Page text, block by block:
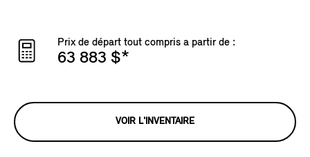
Prix de départ tout compris a partir de :
63 883 $*
VOIR L'INVENTAIRE